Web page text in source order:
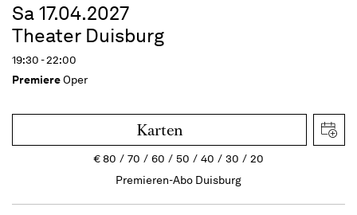
Sa 17.04.2027
Theater Duisburg
19:30 - 22:00
PremiereOper
Karten
€80 70 60 50 40 30
20
Premieren-Abo Duisburg